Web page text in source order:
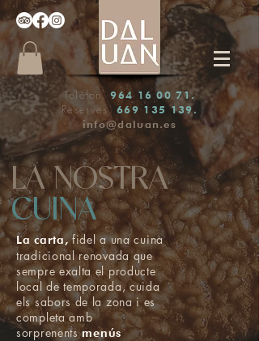
Telèfon. 964 16 00 71.
Reserves. 669 135 139.
info@daluan.es
LA NOSTRA
CUINA
La carta,fidel a una cuina
tradicional renovada que
sempre exalta el producte
local de temporada, cuida
els sabors de la zona i es
completa amb
sorprenentsmenús